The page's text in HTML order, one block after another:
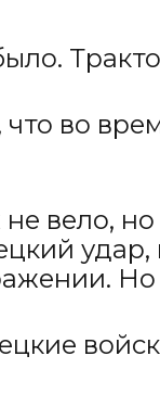
что во
не вело,